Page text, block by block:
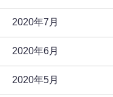
2020年7月
2020年6月
2020年5月